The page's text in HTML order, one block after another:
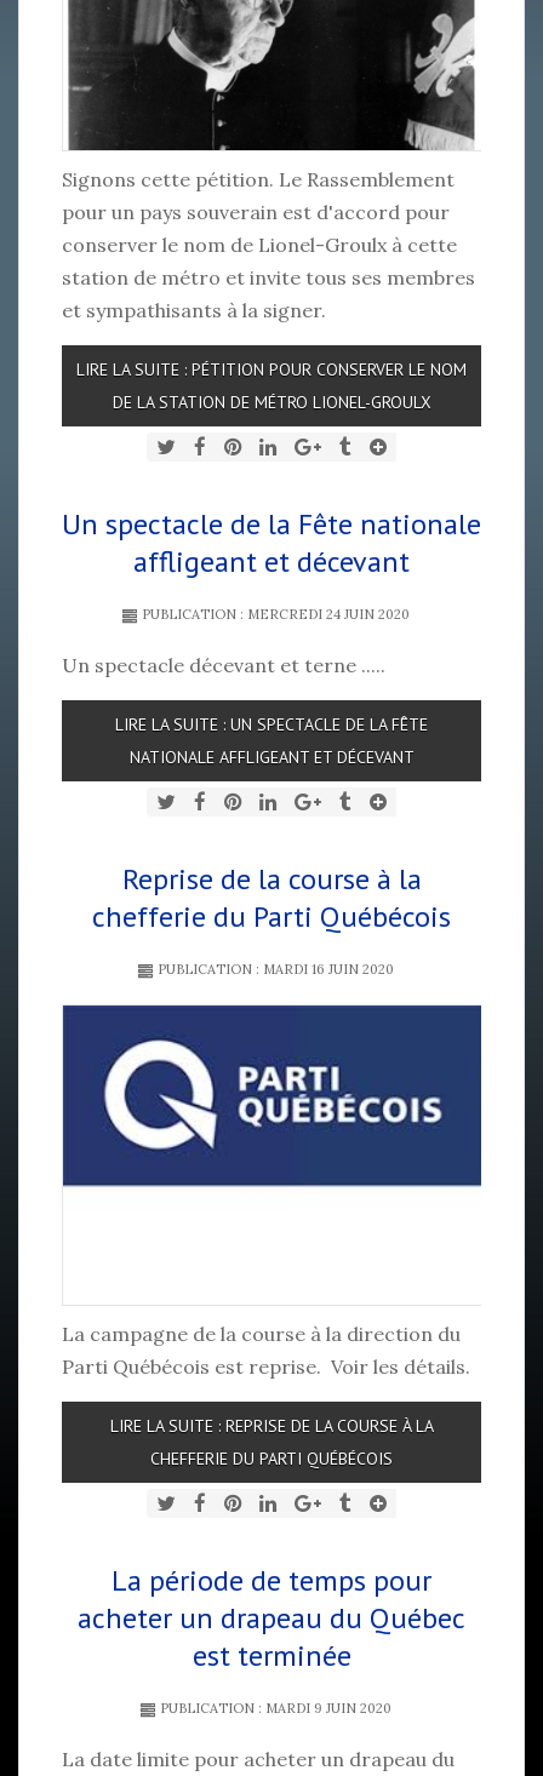
Signons cette pétition. Le Rassemblement
pour un pays souverain est d'accord pour
conserver le nom de Lionel-Groulx à cette
station de métro et invite tous ses membres
et sympathisants à la signer.
LIRE LA SUITE : PÉTITION POUR CONSERVER LE NOM
DE LA STATION DE MÉTRO LIONEL-GROULX
Un spectacle de la Fête nationale
affligeant et décevant
PUBLICATION : MERCREDI 24 JUIN 2020
Un spectacle décevant et terne .....
LIRE LA SUITE : UN SPECTACLE DE LA FÊTE
NATIONALE AFFLIGEANT ET DÉCEVANT
Reprise de la course à la
chefferie du Parti Québécois
PUBLICATION : MARDI 16 JUIN 2020
La campagne de la course à la direction du
Parti Québécois est reprise. Voir les détails.
LIRE LA SUITE : REPRISE DE LA COURSE À LA
CHEFFERIE DU PARTI QUÉBÉCOIS
La période de temps pour
acheter un drapeau du Québec
est terminée
PUBLICATION : MARDI 9 JUIN 2020
La date limite pour acheter un drapeau du